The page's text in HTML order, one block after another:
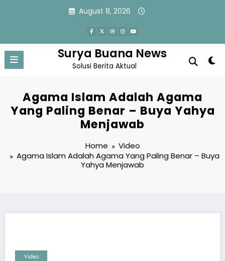
August 8, 2026
Surya Buana News
Solusi Berita Aktual
Agama Islam Adalah Agama
Yang Paling Benar – Buya Yahya
Menjawab
Home
Video
Agama Islam Adalah Agama Yang Paling Benar – Buya
Yahya Menjawab
Video